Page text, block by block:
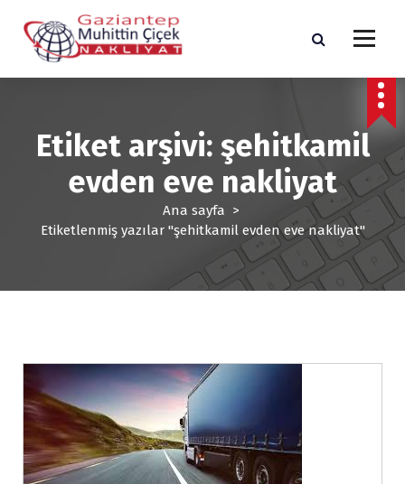
Etiket arşivi: şehitkamil
evden eve nakliyat
Ana sayfa >
Etiketlenmiş yazılar "şehitkamil evden eve nakliyat"